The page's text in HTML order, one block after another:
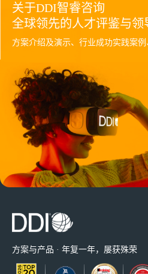
关于DDI智睿咨询
全球领先的人才评鉴与领
方案介绍及演示、行业成功实践案
方案与产品 · 年复一年，屡获殊荣